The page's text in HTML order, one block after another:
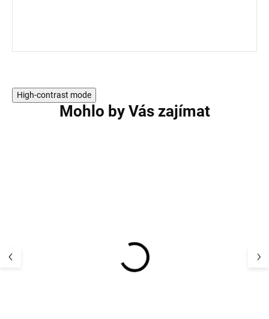
High-contrast mode
Mohlo by Vás zajímat